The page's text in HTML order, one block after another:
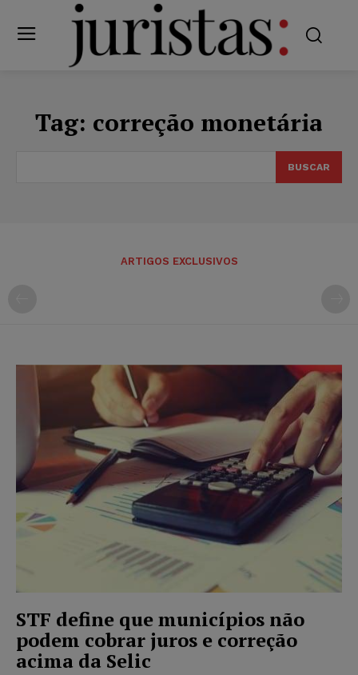
Tag: correção monetária
BUSCAR
ARTIGOS EXCLUSIVOS
STF define que municípios não
podem cobrar juros e correção
acima da Selic